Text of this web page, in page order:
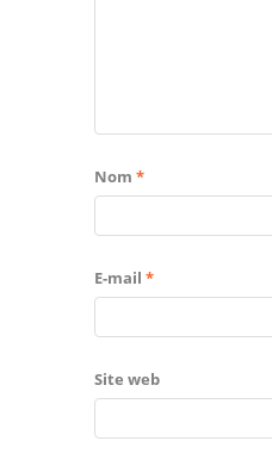
Nom *
E-mail *
Site web